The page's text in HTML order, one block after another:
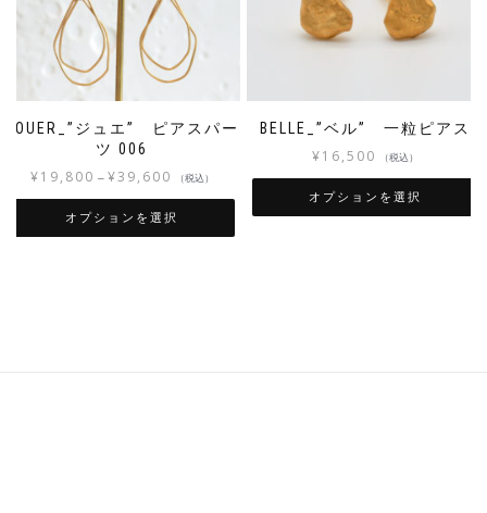
JOUER_”ジュエ” ピアスパー
ツ 006
¥19,800 – ¥39,600 （税込）
オプションを選択
BELLE_”ベル” 一粒ピアス
¥16,500 （税込）
オプションを選択